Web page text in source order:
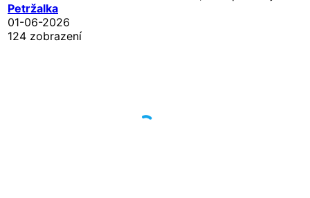
Petržalka
01-06-2026
124 zobrazení